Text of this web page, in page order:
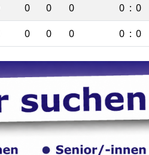
0 0 0 0 : 0
0 0 0 0 : 0